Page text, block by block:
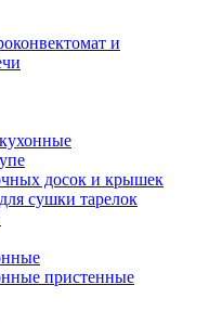
и
досок и крышек
сушки тарелок
пристенные